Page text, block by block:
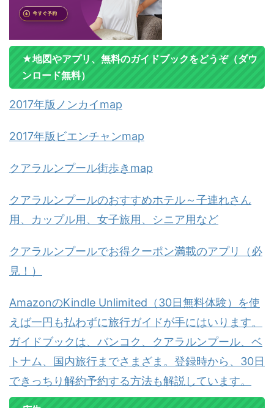
★地図やアプリ、無料のガイドブックをどうぞ（ダウ
ンロード無料）
2017年版ノンカイmap
2017年版ビエンチャンmap
クアラルンプール街歩きmap
クアラルンプールのおすすめホテル～子連れさん
用、カップル用、女子旅用、シニア用など
クアラルンプールでお得クーポン満載のアプリ（必
見！）
AmazonのKindle Unlimited（30日無料体験）を使
えば一円も払わずに旅行ガイドが手にはいります。
ガイドブックは、バンコク、クアラルンプール、ベ
トナム、国内旅行までさまざま。登録時から、30日
できっちり解約予約する方法も解説しています。